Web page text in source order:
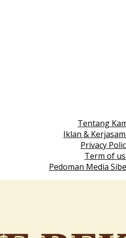
Tentang
Iklan &
Privacy
Term of
Pedoman Media